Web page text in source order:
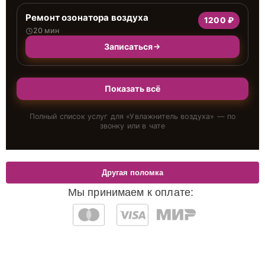
Ремонт озонатора воздуха
20 мин
1200 ₽
Записаться
Показать всё
Полный список услуг для «Увлажнитель воздуха» — по
звонку или в чате
Мы принимаем к оплате:
Другая поломка